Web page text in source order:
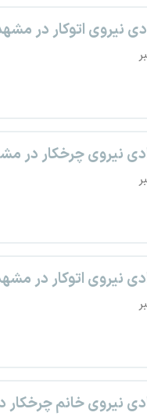
نیروی اتوکار در
نیروی چرخکار در
نیروی اتوکار در
نیروی خانم